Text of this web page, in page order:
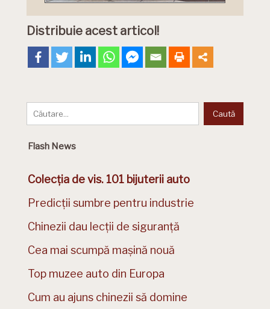
Distribuie acest articol!
Flash News
Colecția de vis. 101 bijuterii auto
Predicții sumbre pentru industrie
Chinezii dau lecții de siguranță
Cea mai scumpă mașină nouă
Top muzee auto din Europa
Cum au ajuns chinezii să domine